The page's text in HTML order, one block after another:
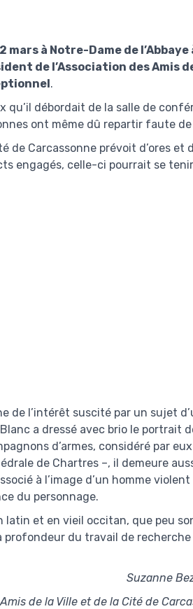
à Notre-Dame de l’Abbaye
de l’Association des Amis
.
qu’il débordait de la salle de
ont même dû repartir faute de
de Carcassonne prévoit d’ores et
engagés, celle-ci pourrait se
de l’intérêt suscité par un sujet
a dressé avec brio le portrait
d’armes, considéré par eux
de Chartres –, il demeure
à l’image d’un homme violent
du personnage.
latin et en vieil occitan, que peu
profondeur du travail de recherche
Suzanne
de la Ville et de la Cité de